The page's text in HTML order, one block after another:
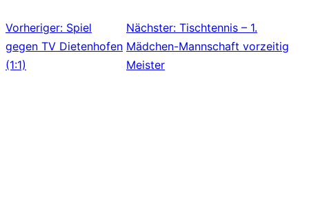
Vorheriger: Spiel
gegen TV Dietenhofen
(1:1)
Nächster: Tischtennis – 1.
Mädchen-Mannschaft vorzeitig
Meister